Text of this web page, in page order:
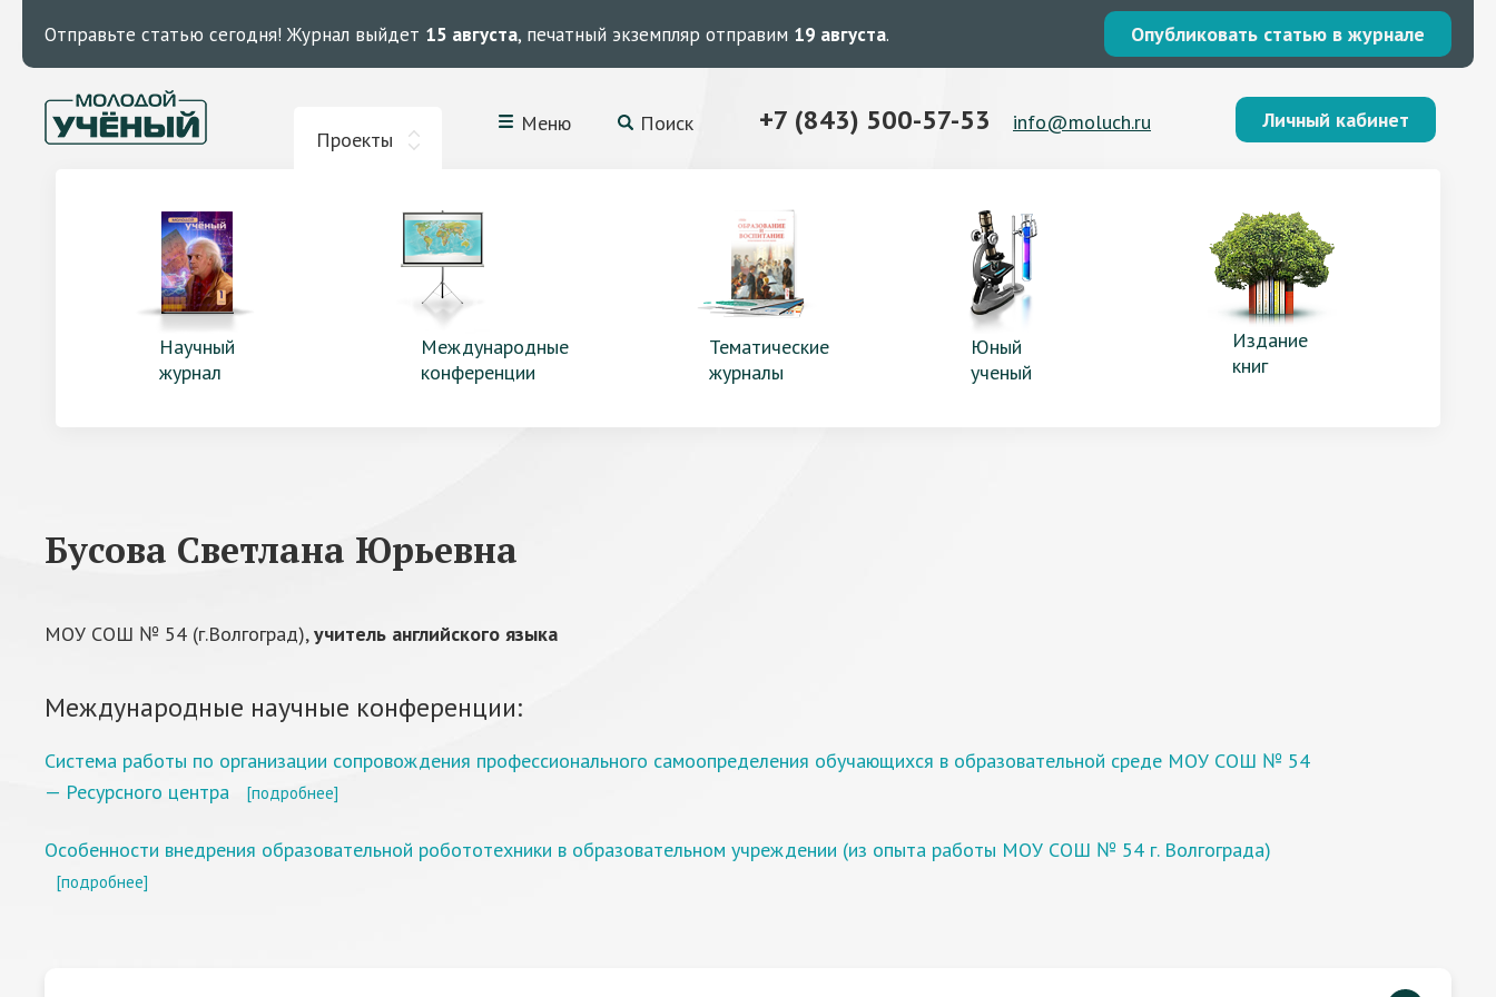
Отправьте статью сегодня! Журнал выйдет 15 августа, печатный экземпляр отправим 19 августа. Опубликовать статью в журнале
Проекты
Меню Поиск +7 (843) 500-57-53 info@moluch.ru Личный кабинет
Научный
журнал
Международные
конференции
Тематические
журналы
Юный
ученый
Издание
книг
Бусова Светлана Юрьевна
МОУ СОШ № 54 (г.Волгоград),учитель английского языка
Международные научные конференции:
Система работы по организации сопровождения профессионального самоопределения обучающихся в образовательной среде МОУ СОШ № 54
— Ресурсного центра
[подробнее]
Особенности внедрения образовательной робототехники в образовательном учреждении (из опыта работы МОУ СОШ № 54 г. Волгограда)
[подробнее]